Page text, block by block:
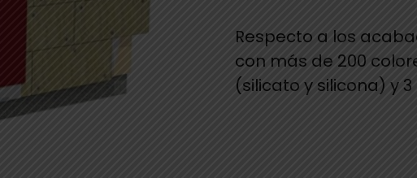
Respecto a los
con más de 200
(silicato y silicona) y